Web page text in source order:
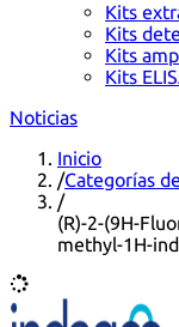
Kits
Kits
Kits
Kits
Noticias
Inicio
/Categorías
/
(R)-2-(9H-
methyl-1H-